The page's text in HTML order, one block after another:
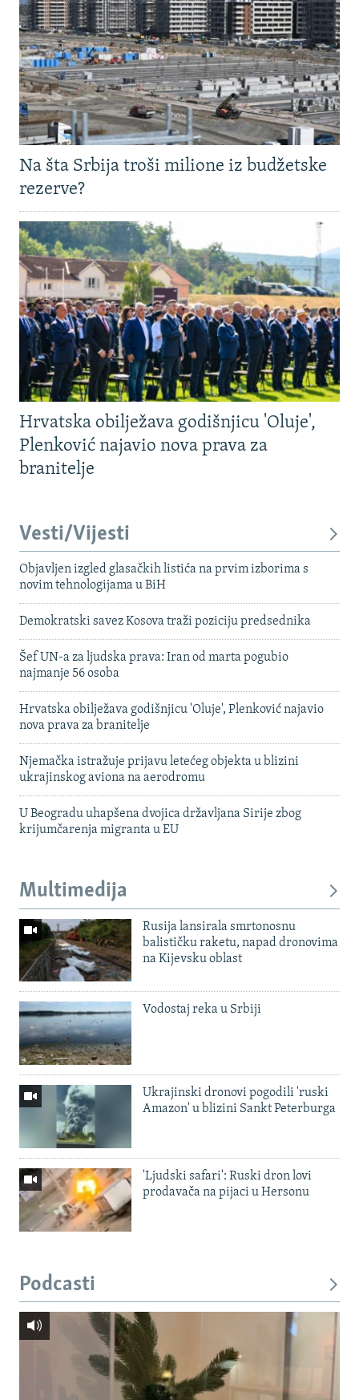
Na šta Srbija troši milione iz budžetske
rezerve?
Hrvatska obilježava godišnjicu 'Oluje',
Plenković najavio nova prava za
branitelje
Vesti/Vijesti
Objavljen izgled glasačkih listića na prvim izborima s
novim tehnologijama u BiH
Demokratski savez Kosova traži poziciju predsednika
Šef UN-a za ljudska prava: Iran od marta pogubio
najmanje 56 osoba
Hrvatska obilježava godišnjicu 'Oluje', Plenković najavio
nova prava za branitelje
Njemačka istražuje prijavu letećeg objekta u blizini
ukrajinskog aviona na aerodromu
U Beogradu uhapšena dvojica državljana Sirije zbog
krijumčarenja migranta u EU
Multimedija
Rusija lansirala smrtonosnu
balističku raketu, napad dronovima
na Kijevsku oblast
Vodostaj reka u Srbiji
Ukrajinski dronovi pogodili 'ruski
Amazon' u blizini Sankt Peterburga
'Ljudski safari': Ruski dron lovi
prodavača na pijaci u Hersonu
Podcasti